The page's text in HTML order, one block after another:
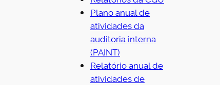
Plano anual de
atividades da
auditoria interna
(PAINT)
Relatório anual de
atividades de